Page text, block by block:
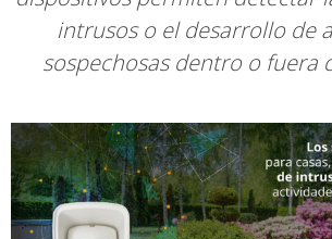
intrusos o el desarrollo de
sospechosas dentro o fuera